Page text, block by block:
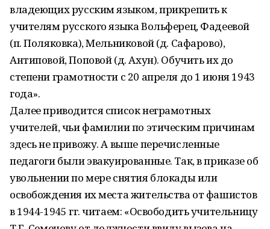
владеющих русским языком, прикрепить к
учителям русского языка Вольферец, Фадеевой
(п. Поляковка), Мельниковой (д. Сафарово),
Антиповой, Поповой (д. Ахун). Обучить их до
степени грамотности с 20 апреля до 1 июня 1943
года».
Далее приводится список неграмотных
учителей, чьи фамилии по этическим причинам
здесь не привожу. А выше перечисленные
педагоги были эвакуированные. Так, в приказе об
увольнении по мере снятия блокады или
освобождения их места жительства от фашистов
в 1944-1945 гг. читаем: «Освободить учительницу